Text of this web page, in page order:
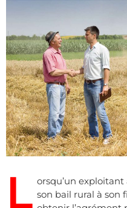
L orsqu’un
son bail rural à son